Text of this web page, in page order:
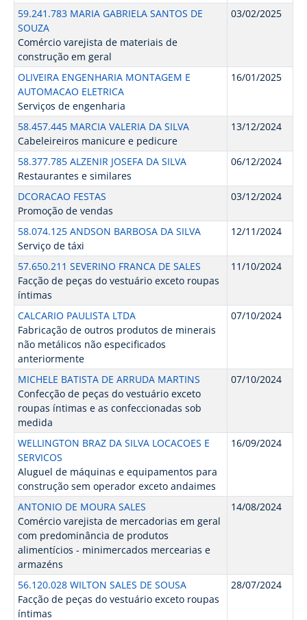
59.241.783 MARIA GABRIELA SANTOS DE
SOUZA
Comércio varejista de materiais de
construção em geral
03/02/2025
OLIVEIRA ENGENHARIA MONTAGEM E
AUTOMACAO ELETRICA
Serviços de engenharia
16/01/2025
58.457.445 MARCIA VALERIA DA SILVA
Cabeleireiros manicure e pedicure
13/12/2024
58.377.785 ALZENIR JOSEFA DA SILVA
Restaurantes e similares
06/12/2024
DCORACAO FESTAS
Promoção de vendas
03/12/2024
58.074.125 ANDSON BARBOSA DA SILVA
Serviço de táxi
12/11/2024
57.650.211 SEVERINO FRANCA DE SALES
Facção de peças do vestuário exceto roupas
íntimas
11/10/2024
CALCARIO PAULISTA LTDA
Fabricação de outros produtos de minerais
não metálicos não especificados
anteriormente
07/10/2024
MICHELE BATISTA DE ARRUDA MARTINS
Confecção de peças do vestuário exceto
roupas íntimas e as confeccionadas sob
medida
07/10/2024
WELLINGTON BRAZ DA SILVA LOCACOES E
SERVICOS
Aluguel de máquinas e equipamentos para
construção sem operador exceto andaimes
16/09/2024
ANTONIO DE MOURA SALES
Comércio varejista de mercadorias em geral
com predominância de produtos
alimentícios - minimercados mercearias e
armazéns
14/08/2024
56.120.028 WILTON SALES DE SOUSA
Facção de peças do vestuário exceto roupas
íntimas
28/07/2024